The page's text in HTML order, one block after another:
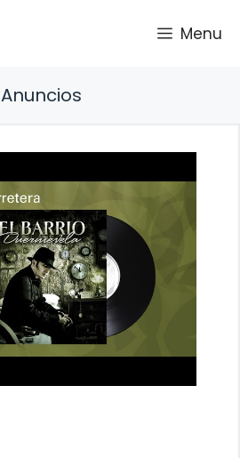
Menu
Anuncios